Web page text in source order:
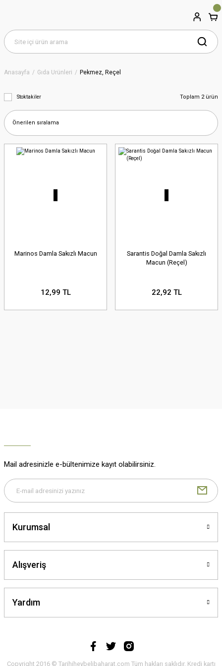
Anasayfa Gıda Ürünleri Pekmez, Reçel
Stoktakiler Toplam 2 ürün
Marinos Damla Sakızlı Macun
12,99 TL
Sarantis Doğal Damla Sakızlı
Macun (Reçel)
22,92 TL
Mail adresinizle e-bültenimize kayıt olabilirsiniz.
Kurumsal
Alışveriş
Yardım
Copyright 2016 © Tarihiheybelibaharat.com Tüm hakları saklıdır. Kredi kartı